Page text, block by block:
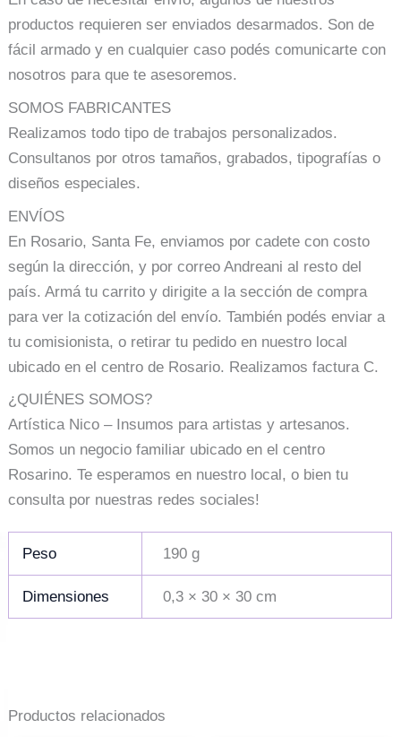
productos requieren ser enviados desarmados. Son de
fácil armado y en cualquier caso podés comunicarte con
nosotros para que te asesoremos.
SOMOS FABRICANTES
Realizamos todo tipo de trabajos personalizados.
Consultanos por otros tamaños, grabados, tipografías o
diseños especiales.
ENVÍOS
En Rosario, Santa Fe, enviamos por cadete con costo
según la dirección, y por correo Andreani al resto del
país. Armá tu carrito y dirigite a la sección de compra
para ver la cotización del envío. También podés enviar a
tu comisionista, o retirar tu pedido en nuestro local
ubicado en el centro de Rosario. Realizamos factura C.
¿QUIÉNES SOMOS?
Artística Nico – Insumos para artistas y artesanos.
Somos un negocio familiar ubicado en el centro
Rosarino. Te esperamos en nuestro local, o bien tu
consulta por nuestras redes sociales!
Peso 190 g
Dimensiones 0,3 × 30 × 30 cm
Productos relacionados